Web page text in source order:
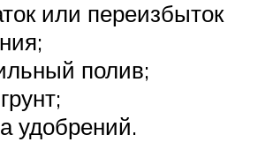
или переизбыток
полив;
удобрений.